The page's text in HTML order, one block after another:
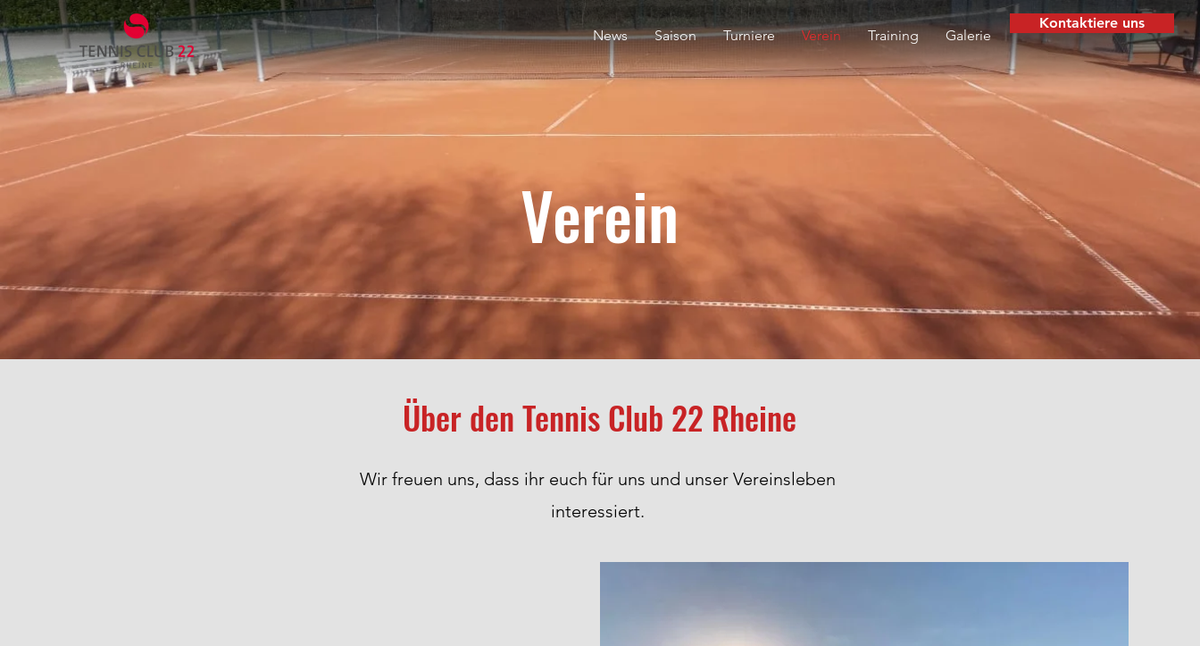
News Saison Turniere Verein Training Galerie
Kontaktiere uns
Verein
Über den Tennis Club 22 Rheine
Wir freuen uns, dass ihr euch für uns und unser Vereinsleben
interessiert.